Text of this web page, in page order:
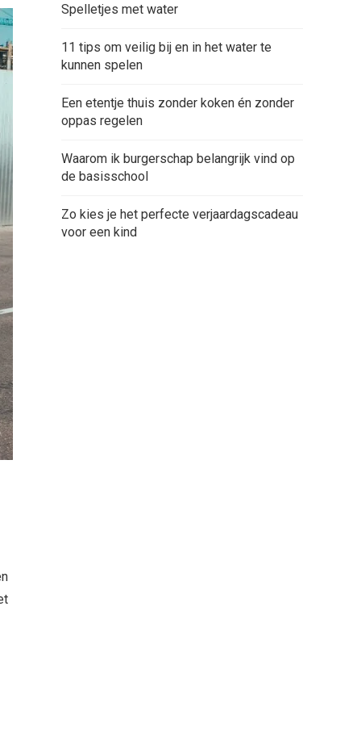
Spelletjes met water
11 tips om veilig bij en in het water te
kunnen spelen
Een etentje thuis zonder koken én zonder
oppas regelen
Waarom ik burgerschap belangrijk vind op
de basisschool
Zo kies je het perfecte verjaardagscadeau
voor een kind